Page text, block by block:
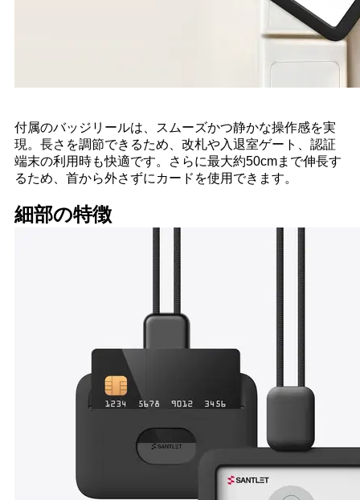
付属のバッジリールは、スムーズかつ静かな操作感を実
現。長さを調節できるため、改札や入退室ゲート、認証
端末の利用時も快適です。さらに最大約50cmまで伸長す
るため、首から外さずにカードを使用できます。
細部の特徴